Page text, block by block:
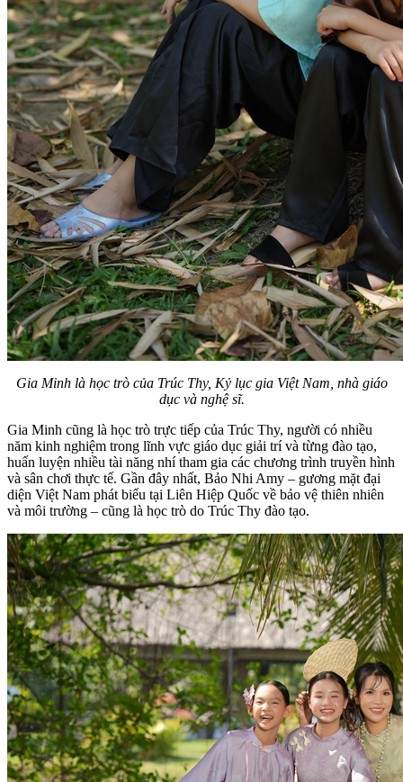
Gia Minh là học trò của Trúc Thy, Kỷ lục gia Việt Nam, nhà giáo
dục và nghệ sĩ.
Gia Minh cũng là học trò trực tiếp của Trúc Thy, người có nhiều
năm kinh nghiệm trong lĩnh vực giáo dục giải trí và từng đào tạo,
huấn luyện nhiều tài năng nhí tham gia các chương trình truyền hình
và sân chơi thực tế. Gần đây nhất, Bảo Nhi Amy – gương mặt đại
diện Việt Nam phát biểu tại Liên Hiệp Quốc về bảo vệ thiên nhiên
và môi trường – cũng là học trò do Trúc Thy đào tạo.